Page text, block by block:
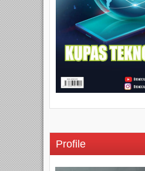
Profile